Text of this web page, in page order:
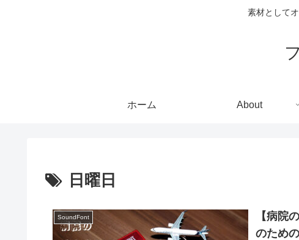
素材として
ホーム About
日曜日
SoundFont
【病院
のため